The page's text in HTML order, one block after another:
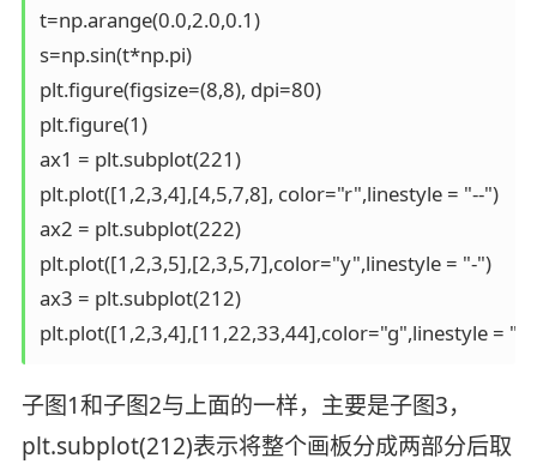
t=np.arange(0.0,2.0,0.1)
s=np.sin(t*np.pi)
plt.figure(figsize=(8,8), dpi=80)
plt.figure(1)
ax1 = plt.subplot(221)
plt.plot([1,2,3,4],[4,5,7,8], color="r",linestyle = "--")
ax2 = plt.subplot(222)
plt.plot([1,2,3,5],[2,3,5,7],color="y",linestyle = "-")
ax3 = plt.subplot(212)
plt.plot([1,2,3,4],[11,22,33,44],color="g",linestyle = "-
子图1和子图2与上面的一样，主要是子图3，
plt.subplot(212)表示将整个画板分成两部分后取